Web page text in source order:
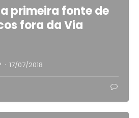
primeira fonte de
fora da Via
· 17/07/2018